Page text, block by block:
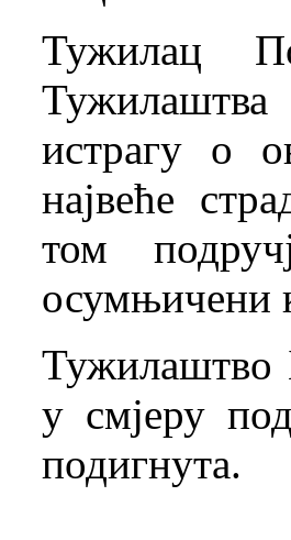
Тужилац
истрагу о
највеће
том
осумњичени
Тужилаштво
у смјеру
подигнута.